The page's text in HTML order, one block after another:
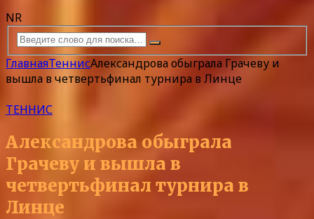
NR
ГлавнаяТеннисАлександрова обыграла Грачеву и
вышла в четвертьфинал турнира в Линце
ТЕННИС
Александрова обыграла
Грачеву и вышла в
четвертьфинал турнира в
Линце